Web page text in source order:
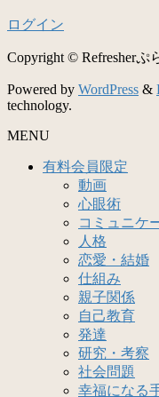
ログイン
Copyright © Refresherぷ
Powered by WordPress &
technology.
MENU
有料会員限定
動画
心眼術
コミュニケ
人格
恋愛・結婚
仕組み
親子関係
自己教育
発達
研究・考察
社会問題
幸福になる